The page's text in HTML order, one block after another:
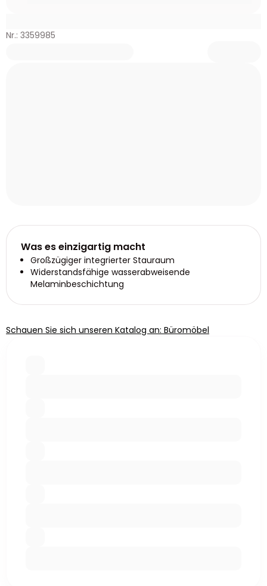
Nr.: 3359985
Was es einzigartig macht
Großzügiger integrierter Stauraum
Widerstandsfähige wasserabweisende
Melaminbeschichtung
Schauen Sie sich unseren Katalog an: Büromöbel